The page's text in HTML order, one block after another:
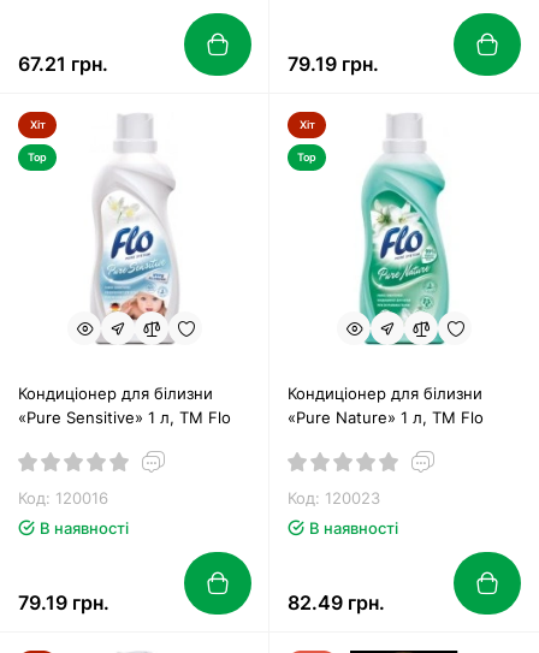
67.21 грн. 79.19 грн.
Хіт
Top
Кондиціонер для білизни
«Pure Sensitive» 1 л, ТМ Flo
Код: 120016
В наявності
79.19 грн.
Хіт
Top
Кондиціонер для білизни
«Pure Nature» 1 л, ТМ Flo
Код: 120023
В наявності
82.49 грн.